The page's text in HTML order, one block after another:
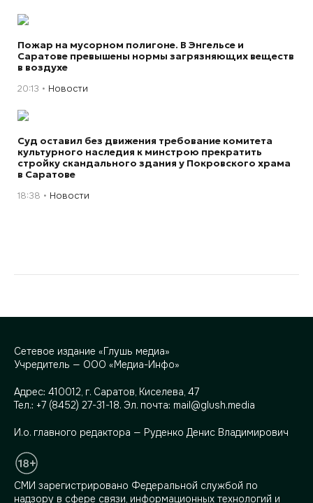
Пожар на мусорном полигоне. В Энгельсе и
Саратове превышены нормы загрязняющих веществ
в воздухе
20:13 Новости
Суд оставил без движения требование комитета
культурного наследия к минстрою прекратить
стройку скандального здания у Покровского храма
в Саратове
18:38 Новости
Сетевое издание «Глушь медиа»
Учредитель — ООО «Медиа-Инфо»
Адрес: 410012, г. Саратов, Киселева, 47
Тел.: +7 (8452) 27-31-18. Эл. почта: mail@glush.media
И.о. главного редактора — Руденко Денис Владимирович
СМИ зарегистрировано Федеральной службой по
надзору в сфере связи, информационных технологий и